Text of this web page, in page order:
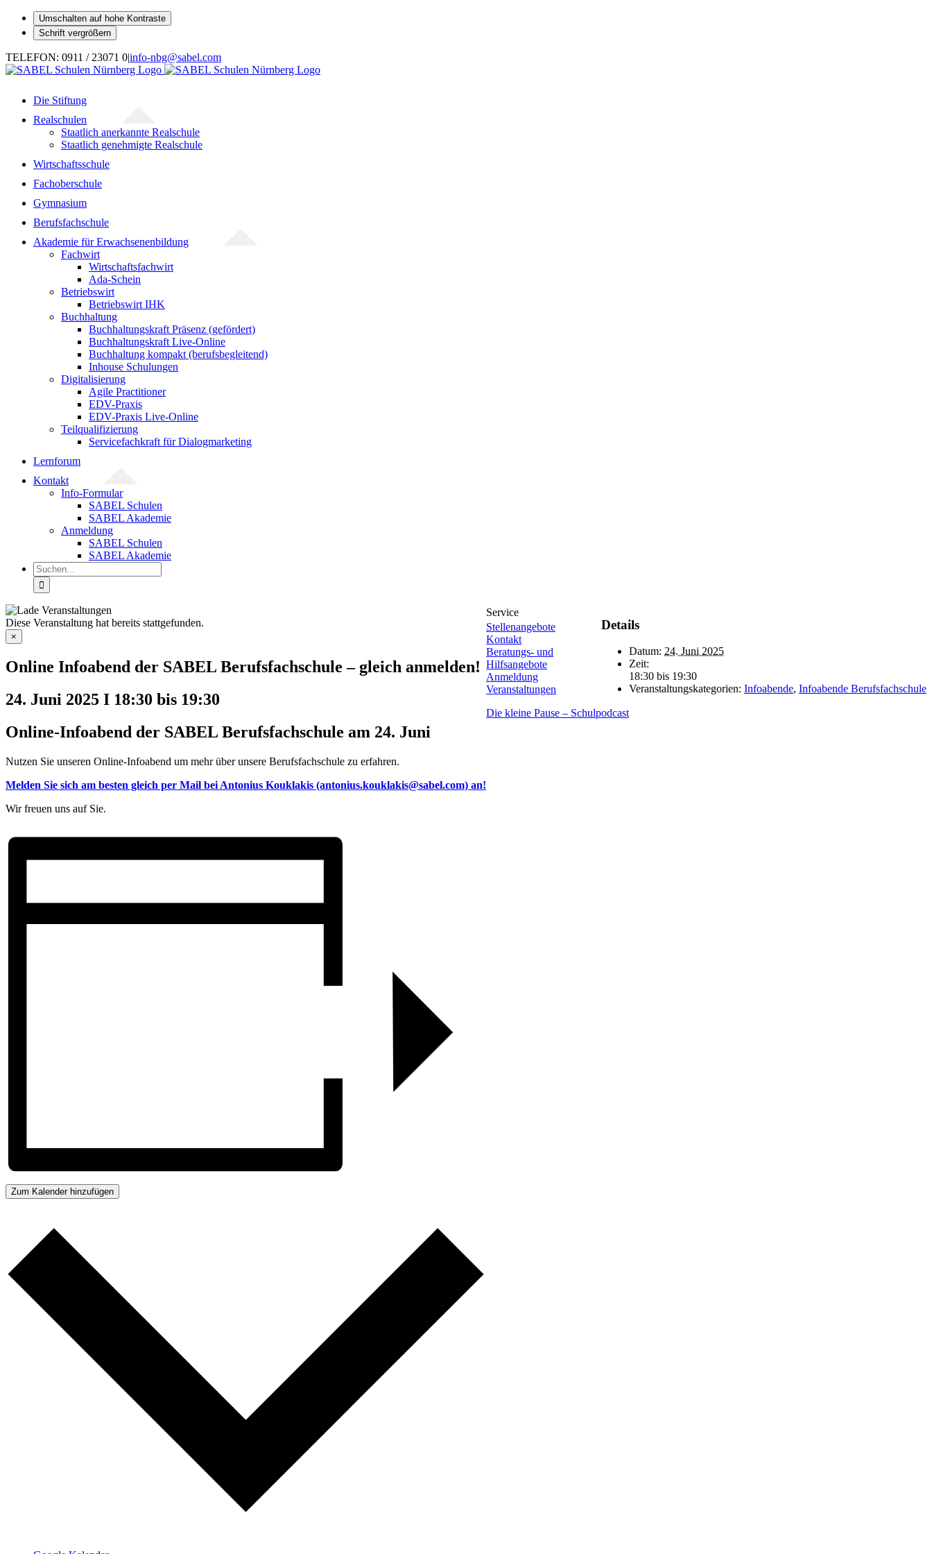
Umschalten auf hohe Kontraste
Schrift vergrößern
Zum
Inhalt
TELEFON: 0911 / 23071 0|info-nbg@sabel.com
Die Stiftung
Realschulen
Staatlich anerkannte Realschule
Staatlich genehmigte Realschule
Wirtschaftsschule
Fachoberschule
Gymnasium
Berufsfachschule
Akademie für Erwachsenenbildung
Fachwirt
Wirtschaftsfachwirt
Ada-Schein
Betriebswirt
Betriebswirt IHK
Buchhaltung
Buchhaltungskraft Präsenz (gefördert)
Buchhaltungskraft Live-Online
Buchhaltung kompakt (berufsbegleitend)
Inhouse Schulungen
Digitalisierung
Agile Practitioner
EDV-Praxis
EDV-Praxis Live-Online
Teilqualifizierung
Servicefachkraft für Dialogmarketing
Lernforum
Kontakt
Info-Formular
SABEL Schulen
SABEL Akademie
Anmeldung
SABEL Schulen
SABEL Akademie
Suche
nach:
Diese Veranstaltung hat bereits stattgefunden.
×
Online Infoabend der SABEL Berufsfachschule – gleich anmelden!
24. Juni 2025 I 18:30 bis 19:30
Online-Infoabend der SABEL Berufsfachschule am 24. Juni
Nutzen Sie unseren Online-Infoabend um mehr über unsere Berufsfachschule zu erfahren.
Melden Sie sich am besten gleich per Mail bei Antonius Kouklakis (antonius.kouklakis@sabel.com) an!
Wir freuen uns auf Sie.
Zum Kalender hinzufügen
Details
Datum: 24. Juni 2025
Zeit:
18:30 bis 19:30
Veranstaltungskategorien: Infoabende, Infoabende Berufsfachschule
Service
Stellenangebote
Kontakt
Beratungs- und
Hilfsangebote
Anmeldung
Veranstaltungen
Die kleine Pause – Schulpodcast